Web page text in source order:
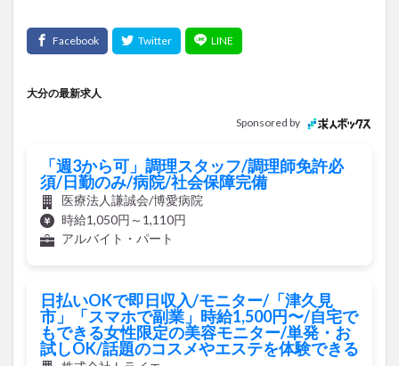
大分の最新求人
Sponsored by
「週3から可」調理スタッフ/調理師免許必
須/日勤のみ/病院/社会保障完備
医療法人謙誠会/博愛病院
時給1,050円～1,110円
アルバイト・パート
日払いOKで即日収入/モニター/「津久見
市」「スマホで副業」時給1,500円〜/自宅で
もできる女性限定の美容モニター/単発・お
試しOK/話題のコスメやエステを体験できる